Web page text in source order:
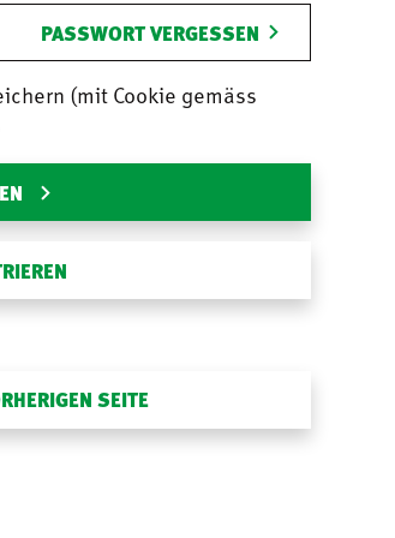
PASSWORT VERGESSEN
(mit Cookie gemäss
SEITE